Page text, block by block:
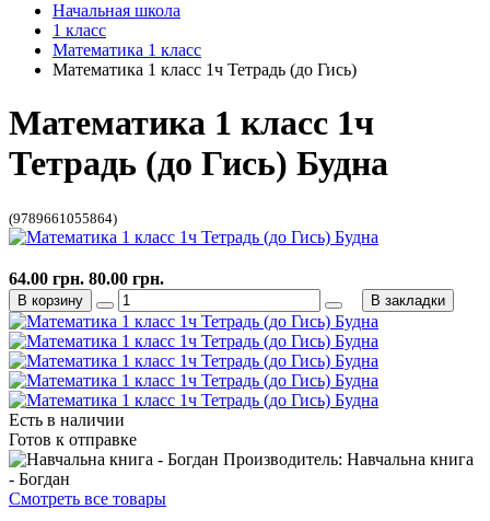
Начальная школа
1 класс
Математика 1 класс
Математика 1 класс 1ч Тетрадь (до Гись)
Математика 1 класс 1ч
Тетрадь (до Гись) Будна
(9789661055864)
Есть в наличии
Готов к отправке
Производитель: Навчальна книга
- Богдан
Смотреть все товары
64.00 грн. 80.00 грн.
В корзину В закладки